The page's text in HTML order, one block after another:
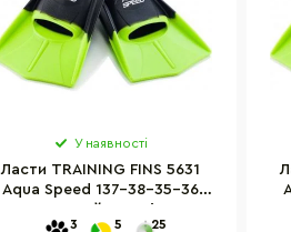
У наявності
Ласти TRAINING FINS 5631
Aqua Speed 137-38-35-36
3 5 25